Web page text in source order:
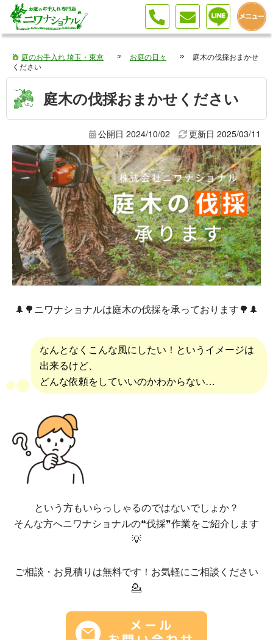
庭のお手入れ 埼玉・東京 お庭の日々
庭木の伐採おまかせ
ください
庭木の伐採おまかせください
公開日 2024/10/02 更新日 2025/03/11
🌲🌳ニワナショナルは庭木の伐採を承っております🌳🌲
なんとなくこんな風にしたい！というイメージは
出来るけど、
どんな依頼をしていいのかわからない…
という方もいらっしゃるのではないでしょか？
そんな方へニワナショナルの❝伐採❞作業をご紹介します
💡
ご相談・お見積りは無料です！お気軽にご相談ください
💁